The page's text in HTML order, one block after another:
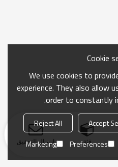
فئة ارسال التحقيق
Cookie
We use cookies to
experience. They also allow
order to constantly
Accept
Reject All
Preferences
Marketing